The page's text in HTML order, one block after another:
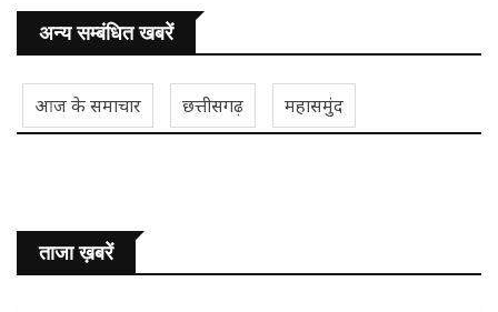
अन्य सम्बंधित खबरें
आज के समाचार छत्तीसगढ़ महासमुंद
ताजा ख़बरें